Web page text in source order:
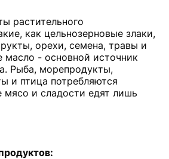
растительного
как цельнозерновые злаки,
орехи, семена, травы и
масло - основной источник
Рыба, морепродукты,
и птица потребляются
мясо и сладости едят лишь